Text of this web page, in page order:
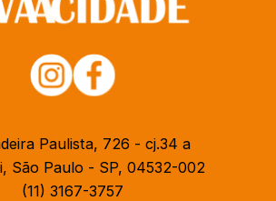
Paulista, 726 - cj.34 a
São Paulo - SP, 04532-002
(11) 3167-3757